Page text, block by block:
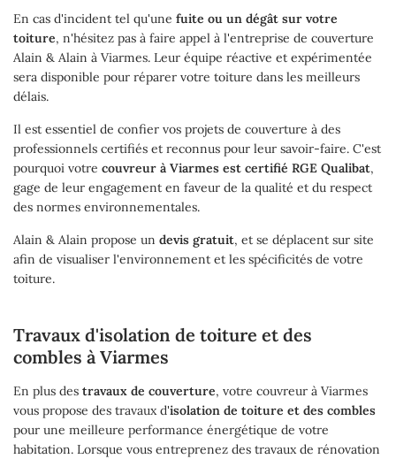
Accueil
Ramonage
Réalisations
Actualités
Une question
01 34 68 81
Inscription
En cas d'incident tel qu'une fuite ou un dégât sur votre
toiture, n'hésitez pas à faire appel à l'entreprise de couverture
Alain & Alain à Viarmes. Leur équipe réactive et expérimentée
sera disponible pour réparer votre toiture dans les meilleurs
délais.
Il est essentiel de confier vos projets de couverture à des
professionnels certifiés et reconnus pour leur savoir-faire. C'est
pourquoi votre couvreur à Viarmes est certifié RGE Qualibat,
gage de leur engagement en faveur de la qualité et du respect
des normes environnementales.
Alain & Alain propose un devis gratuit, et se déplacent sur site
afin de visualiser l'environnement et les spécificités de votre
toiture.
Travaux d'isolation de toiture et des
combles à Viarmes
En plus des travaux de couverture, votre couvreur à Viarmes
vous propose des travaux d'isolation de toiture et des combles
pour une meilleure performance énergétique de votre
habitation. Lorsque vous entreprenez des travaux de rénovation